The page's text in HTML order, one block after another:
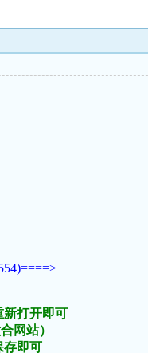
新打开即可
网站）
存即可